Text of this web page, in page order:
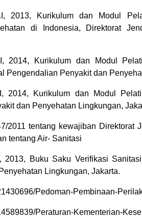
2013, Kurikulum dan Modul
di Indonesia, Direktorat
2014, Kurikulum dan Modul
Pengendalian Penyakit dan
2014, Kurikulum dan Modul
dan Penyehatan Lingkungan,
2011 tentang kewajiban Direktorat
tentang Air- Sanitasi
2013, Buku Saku Verifikasi
Lingkungan, Jakarta.
Pedoman-Pembinaan-
Peraturan-Kementerian-